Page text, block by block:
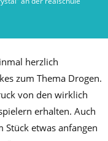
herzlich
zum Thema Drogen.
von den wirklich
erhalten. Auch
etwas anfangen